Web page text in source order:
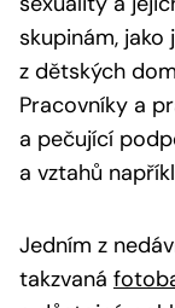
skupinám,
z dětských
Pracovníky a
a pečující
a vztahů
Jedním z
takzvaná